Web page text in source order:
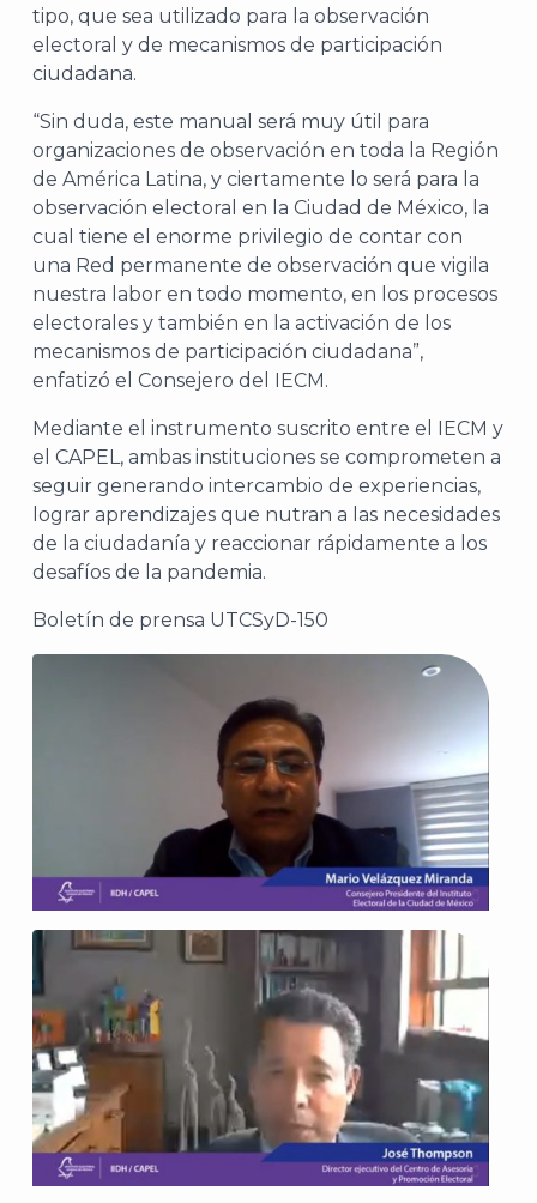
tipo, que sea utilizado para la observación
electoral y de mecanismos de participación
ciudadana.
“Sin duda, este manual será muy útil para
organizaciones de observación en toda la Región
de América Latina, y ciertamente lo será para la
observación electoral en la Ciudad de México, la
cual tiene el enorme privilegio de contar con
una Red permanente de observación que vigila
nuestra labor en todo momento, en los procesos
electorales y también en la activación de los
mecanismos de participación ciudadana”,
enfatizó el Consejero del IECM.
Mediante el instrumento suscrito entre el IECM y
el CAPEL, ambas instituciones se comprometen a
seguir generando intercambio de experiencias,
lograr aprendizajes que nutran a las necesidades
de la ciudadanía y reaccionar rápidamente a los
desafíos de la pandemia.
Boletín de prensa UTCSyD-150